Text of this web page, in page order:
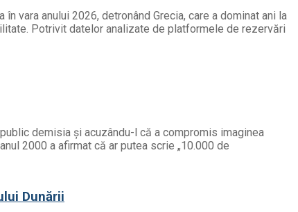
vara anului 2026, detronând Grecia, care a dominat ani la
Potrivit datelor analizate de platformele de rezervări
demisia și acuzându-l că a compromis imaginea
2000 a afirmat că ar putea scrie „10.000 de
Dunării